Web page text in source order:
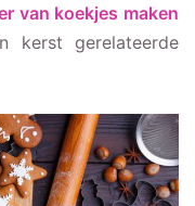
van koekjes maken
kerst gerelateerde